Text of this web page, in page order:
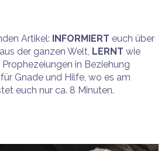
Artikel: INFORMIERT euch über
der ganzen Welt, LERNT wie
in Beziehung
für Gnade und Hilfe, wo es am
euch nur ca. 8 Minuten.